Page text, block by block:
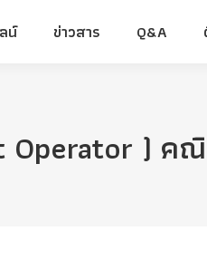
น์ ข่าวสาร Q&A
Operator )
น์ ข่าวสาร Q&A